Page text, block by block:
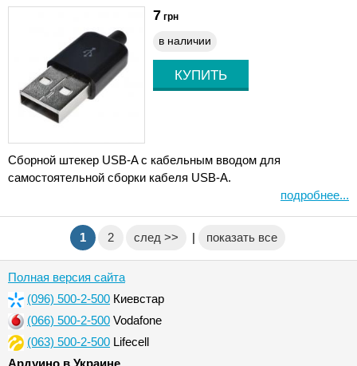
7 грн
в наличии
Сборной штекер USB-A с кабельным вводом для
самостоятельной сборки кабеля USB-A.
подробнее...
1 2 след >> | показать все
Полная версия сайта
(096) 500-2-500 Киевстар
(066) 500-2-500 Vodafone
(063) 500-2-500 Lifecell
Ардуино в Украине